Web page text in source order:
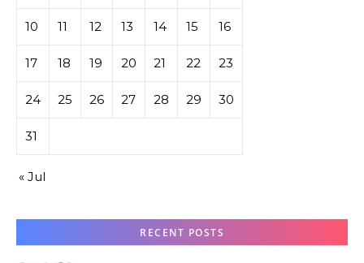
10 11 12 13 14 15 16
17 18 19 20 21 22 23
24 25 26 27 28 29 30
31
« Jul
RECENT POSTS